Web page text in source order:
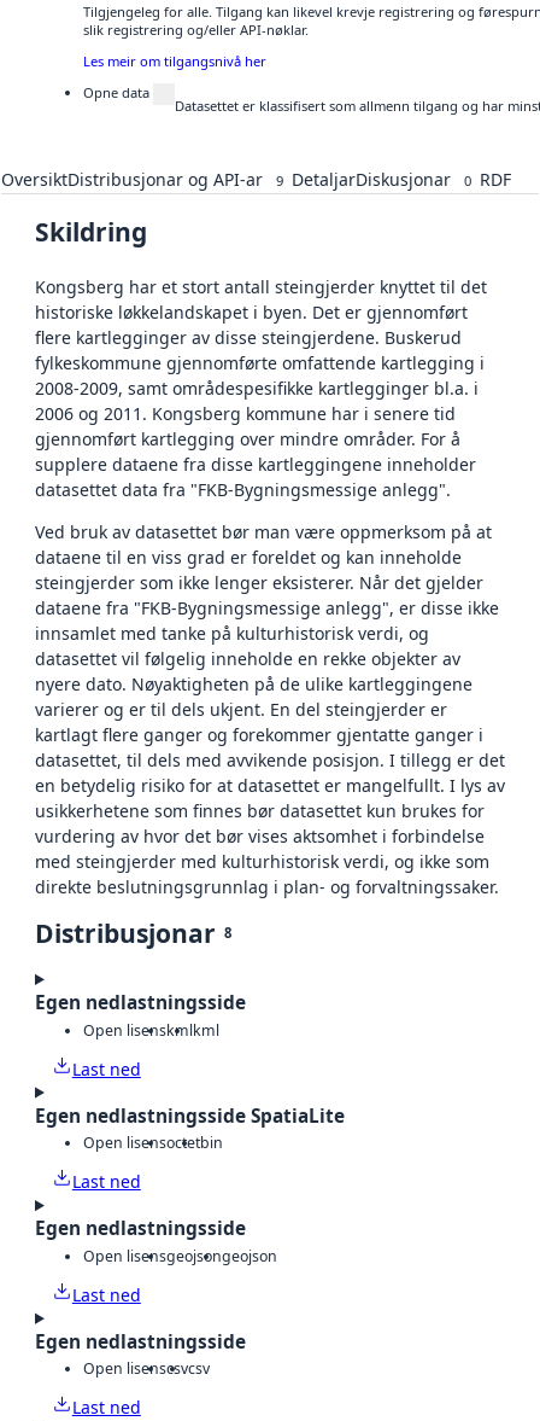
Tilgjengeleg for alle. Tilgang kan likevel krevje registrering og
slik registrering og/eller API-nøklar.
Les meir om tilgangsnivå her
Opne data
Datasettet er klassifisert som allmenn tilgang og har
OversiktDistribusjonar og API-ar 9 DetaljarDiskusjonar 0 RDF
Skildring
Kongsberg har et stort antall steingjerder knyttet til det
historiske løkkelandskapet i byen. Det er gjennomført
flere kartlegginger av disse steingjerdene. Buskerud
fylkeskommune gjennomførte omfattende kartlegging i
2008-2009, samt områdespesifikke kartlegginger bl.a. i
2006 og 2011. Kongsberg kommune har i senere tid
gjennomført kartlegging over mindre områder. For å
supplere dataene fra disse kartleggingene inneholder
datasettet data fra "FKB-Bygningsmessige anlegg".
Ved bruk av datasettet bør man være oppmerksom på at
dataene til en viss grad er foreldet og kan inneholde
steingjerder som ikke lenger eksisterer. Når det gjelder
dataene fra "FKB-Bygningsmessige anlegg", er disse ikke
innsamlet med tanke på kulturhistorisk verdi, og
datasettet vil følgelig inneholde en rekke objekter av
nyere dato. Nøyaktigheten på de ulike kartleggingene
varierer og er til dels ukjent. En del steingjerder er
kartlagt flere ganger og forekommer gjentatte ganger i
datasettet, til dels med avvikende posisjon. I tillegg er det
en betydelig risiko for at datasettet er mangelfullt. I lys av
usikkerhetene som finnes bør datasettet kun brukes for
vurdering av hvor det bør vises aktsomhet i forbindelse
med steingjerder med kulturhistorisk verdi, og ikke som
direkte beslutningsgrunnlag i plan- og forvaltningssaker.
Distribusjonar 8
Egen nedlastningsside
Open lisenskmlkml
Last ned
Egen nedlastningsside SpatiaLite
Open lisensoctetbin
Last ned
Egen nedlastningsside
Open lisensgeojsongeojson
Last ned
Egen nedlastningsside
Open lisenscsvcsv
Last ned